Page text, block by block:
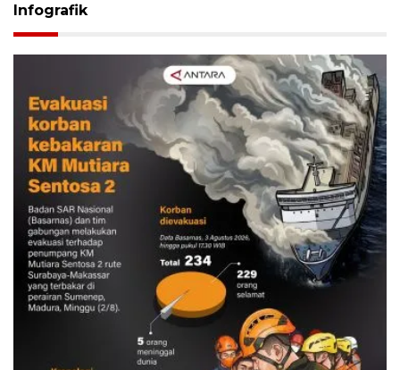
Infografik